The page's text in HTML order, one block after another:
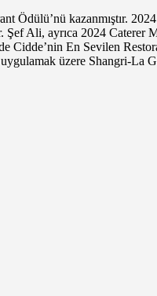
Ödülü’nü kazanmıştır.
Ali, ayrıca 2024 Caterer
En Sevilen
üzere Shangri-La